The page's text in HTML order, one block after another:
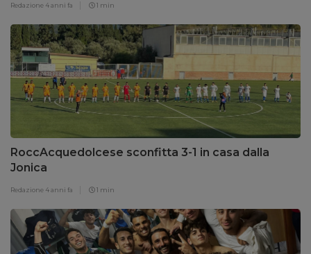
Redazione 4 anni fa 1 min
RoccAcquedolcese sconfitta 3-1 in casa dalla
Jonica
Redazione 4 anni fa 1 min